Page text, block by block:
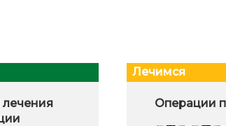
Совместные
Лечимся
Операции